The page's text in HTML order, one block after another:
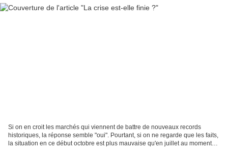
Si on en croit les marchés qui viennent de battre de nouveaux records
historiques, la réponse semble "oui". Pourtant, si on ne regarde que les faits,
la situation en ce début octobre est plus mauvaise qu'en juillet au moment